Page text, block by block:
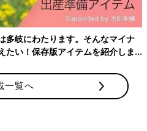
多岐にわたります。そんなマイナ
たい！保存版アイテムを紹介しま
一覧へ